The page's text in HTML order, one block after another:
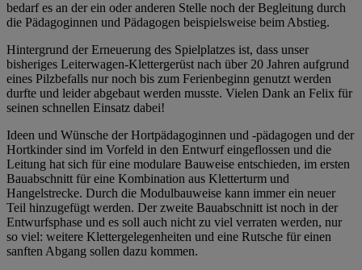
bedarf es an der ein oder anderen Stelle noch der Begleitung durch
die Pädagoginnen und Pädagogen beispielsweise beim Abstieg.
Hintergrund der Erneuerung des Spielplatzes ist, dass unser
bisheriges Leiterwagen-Klettergerüst nach über 20 Jahren aufgrund
eines Pilzbefalls nur noch bis zum Ferienbeginn genutzt werden
durfte und leider abgebaut werden musste. Vielen Dank an Felix für
seinen schnellen Einsatz dabei!
Ideen und Wünsche der Hortpädagoginnen und -pädagogen und der
Hortkinder sind im Vorfeld in den Entwurf eingeflossen und die
Leitung hat sich für eine modulare Bauweise entschieden, im ersten
Bauabschnitt für eine Kombination aus Kletterturm und
Hangelstrecke. Durch die Modulbauweise kann immer ein neuer
Teil hinzugefügt werden. Der zweite Bauabschnitt ist noch in der
Entwurfsphase und es soll auch nicht zu viel verraten werden, nur
so viel: weitere Klettergelegenheiten und eine Rutsche für einen
sanften Abgang sollen dazu kommen.